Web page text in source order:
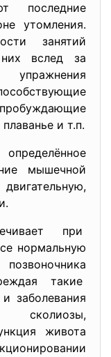
последние
утомления.
занятий
вслед за
и т.п.
мышечной
при
нормальную
такие
заболевания
живота